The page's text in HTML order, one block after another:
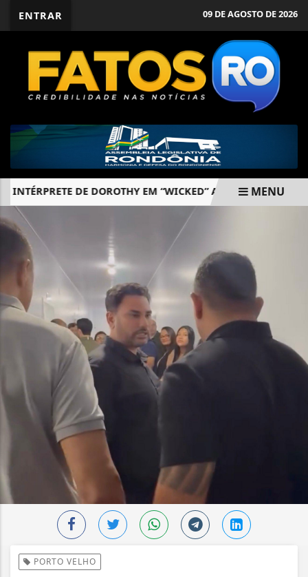
ENTRAR 09 DE AGOSTO DE 2026
DE DOROTHY EM “WICKED” AGRADECE O PAPEL
MENU
PORTO VELHO